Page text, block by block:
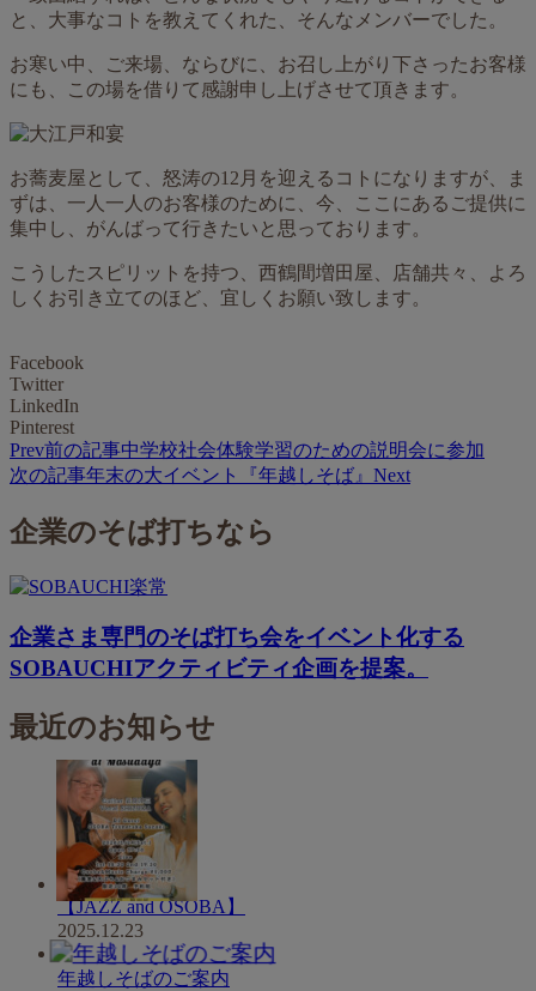
と、大事なコトを教えてくれた、そんなメンバーでした。
お寒い中、ご来場、ならびに、お召し上がり下さったお客様
にも、この場を借りて感謝申し上げさせて頂きます。
お蕎麦屋として、怒涛の12月を迎えるコトになりますが、ま
ずは、一人一人のお客様のために、今、ここにあるご提供に
集中し、がんばって行きたいと思っております。
こうしたスピリットを持つ、西鶴間増田屋、店舗共々、よろ
しくお引き立てのほど、宜しくお願い致します。
Facebook
Twitter
LinkedIn
Pinterest
Prev前の記事中学校社会体験学習のための説明会に参加
次の記事年末の大イベント『年越しそば』 Next
企業のそば打ちなら
企業さま専門のそば打ち会をイベント化する
SOBAUCHIアクティビティ企画を提案。
最近のお知らせ
【JAZZ and OSOBA】
2025.12.23
年越しそばのご案内